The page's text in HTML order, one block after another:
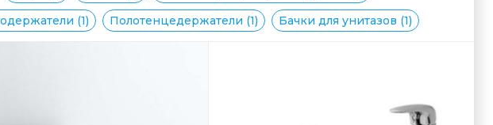
(1) Полотенцедержатели (1) Бачки для унитазов (1)